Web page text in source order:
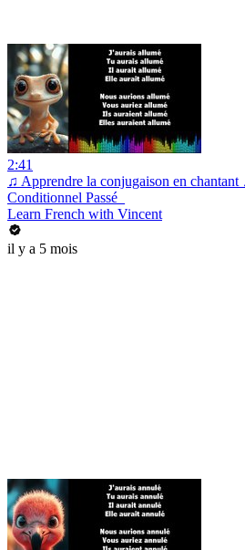
2:41
♫ Apprendre la conjugaison en
Conditionnel Passé_
Learn French with Vincent
il y a 5 mois